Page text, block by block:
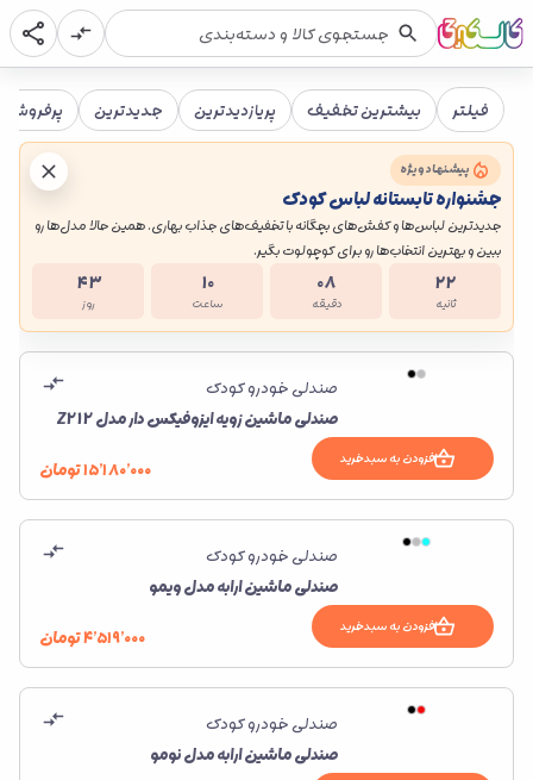
فیلتر بیشترین تخفیف پریازدیدترین جدیدترین پرفروش
پیشنهاد ویژه
جشنواره تابستانه لباس کودک
جدیدترین لباس‌ها و کفش‌های بچگانه با تخفیف‌های جذاب بهاری. همین حالا مدل‌ها رو
ببین و بهترین انتخاب‌ها رو برای کوچولوت بگیر.
۲۲
ثانیه
۰۸
دقیقه
۱۰
ساعت
۴۳
روز
ست جین پسرانه با عروسک تدی
۳٬۸۰۰٬۰۰۰۳٬۰۴۰٬۰۰۰ تومان
کفش ونس
۲۰%
صندلی خودرو کودک
صندلی ماشین زویه ایزوفیکس دار مدل Z212
افزودن به سبدخرید ۱۵٬۱۸۰٬۰۰۰تومان
صندلی خودرو کودک
صندلی ماشین ارابه مدل ویمو
افزودن به سبدخرید ۴٬۵۱۹٬۰۰۰تومان
صندلی خودرو کودک
صندلی ماشین ارابه مدل نومو